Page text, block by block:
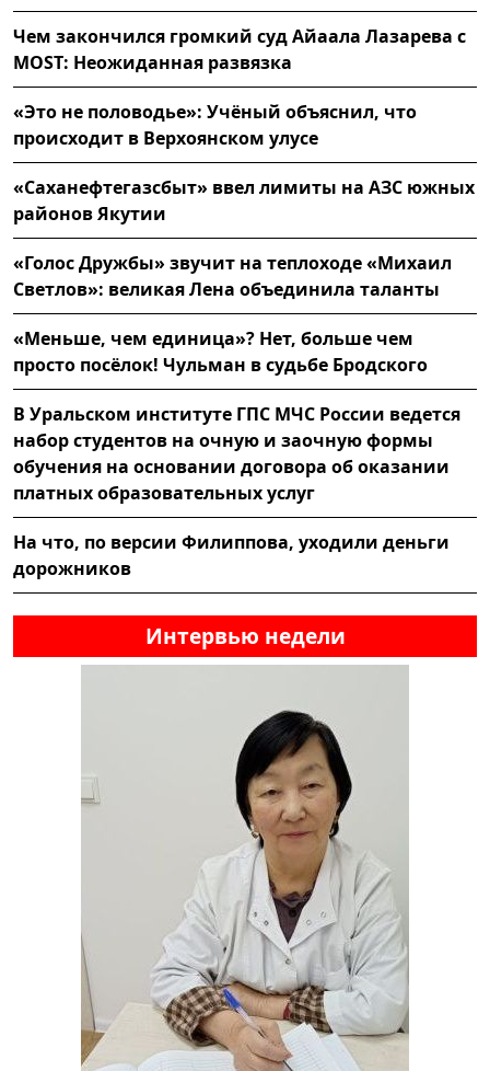
Чем закончился громкий суд Айаала Лазарева с
MOST: Неожиданная развязка
«Это не половодье»: Учёный объяснил, что
происходит в Верхоянском улусе
«Саханефтегазсбыт» ввел лимиты на АЗС южных
районов Якутии
«Голос Дружбы» звучит на теплоходе «Михаил
Светлов»: великая Лена объединила таланты
«Меньше, чем единица»? Нет, больше чем
просто посёлок! Чульман в судьбе Бродского
В Уральском институте ГПС МЧС России ведется
набор студентов на очную и заочную формы
обучения на основании договора об оказании
платных образовательных услуг
На что, по версии Филиппова, уходили деньги
дорожников
Интервью недели